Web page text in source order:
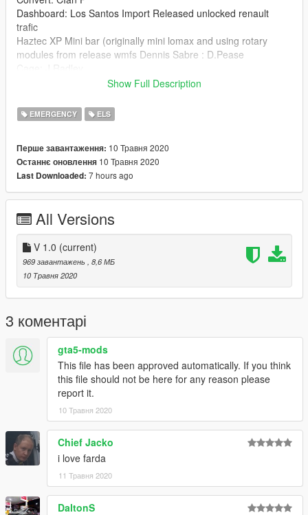
Dashboard: Los Santos Import Released unlocked renault
trafic
Haztec XP Mini bar (originally mini lomax and using rotary
modules from release wmfs Dennis Sabre : D.Pease
Show Full Description
EMERGENCY ELS
Перше завантаження: 10 Травня 2020
Останнє оновлення 10 Травня 2020
Last Downloaded: 7 hours ago
All Versions
V 1.0 (current)
969 завантажень
, 8,6 МБ
10 Травня 2020
3 коментарі
gta5-mods
This file has been approved automatically. If you think
this file should not be here for any reason please
report it.
10 Травня 2020
Chief Jacko
i love farda
11 Травня 2020
DaltonS